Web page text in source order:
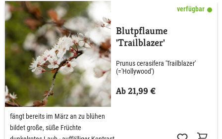
verfügbar
Blutpflaume
'Trailblazer'
Prunus cerasifera 'Trailblazer'
(='Hollywood')
Ab 21,99 €
fängt bereits im März an zu blühen
bildet große, süße Früchte